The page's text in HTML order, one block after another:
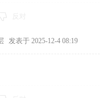
发表于 2025-12-4 08:19